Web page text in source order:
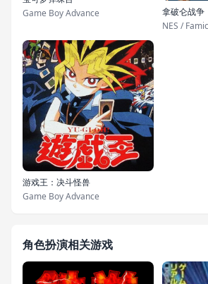
Game Boy Advance
拿破仑战争
NES /
游戏王：决斗怪兽
Game Boy Advance
角色扮演相关游戏